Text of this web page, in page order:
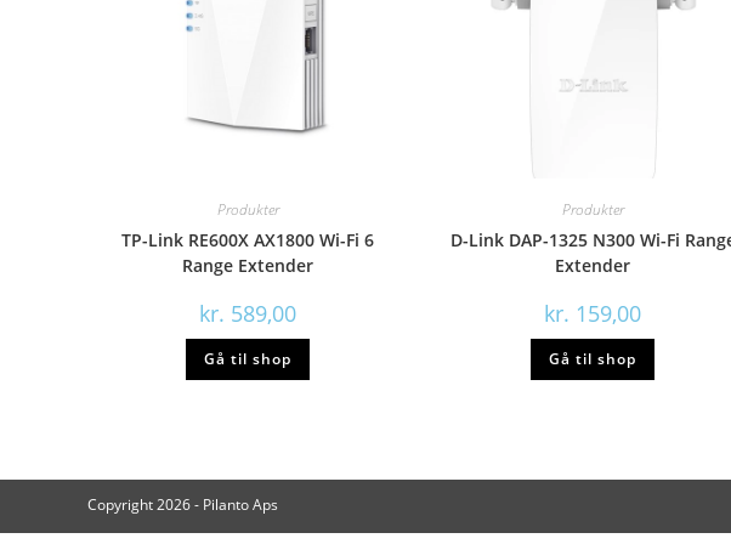
Produkter
TP-Link RE600X AX1800 Wi-Fi 6
Range Extender
kr. 589,00
Gå til shop
Produkter
D-Link DAP-1325 N300 Wi-Fi
Extender
kr. 159,00
Gå til shop
Copyright 2026 - Pilanto Aps